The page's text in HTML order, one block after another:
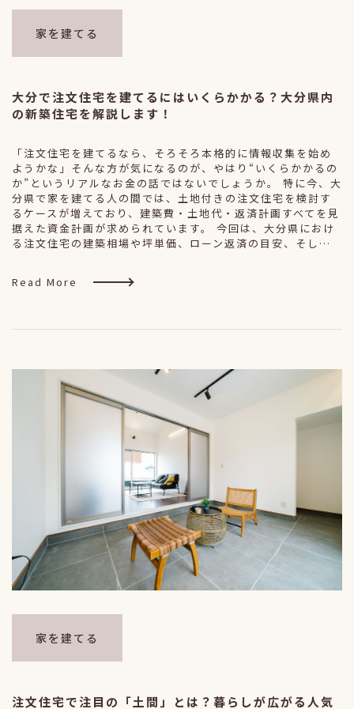
家を建てる
大分で注文住宅を建てるにはいくらかかる？大分県内
の新築住宅を解説します！
「注文住宅を建てるなら、そろそろ本格的に情報収集を始め
ようかな」そんな方が気になるのが、やはり“いくらかかるの
か”というリアルなお金の話ではないでしょうか。 特に今、大
分県で家を建てる人の間では、土地付きの注文住宅を検討す
るケースが増えており、建築費・土地代・返済計画すべてを見
据えた資金計画が求められています。 今回は、大分県におけ
る注文住宅の建築相場や坪単価、ローン返済の目安、そし…
Read More
家を建てる
注文住宅で注目の「土間」とは？暮らしが広がる人気